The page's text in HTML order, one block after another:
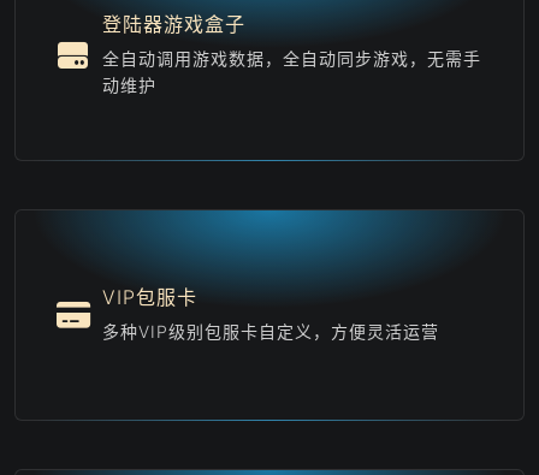
登陆器游戏盒子
全自动调用游戏数据，全自动同步游戏，无需手
动维护
VIP包服卡
多种VIP级别包服卡自定义，方便灵活运营